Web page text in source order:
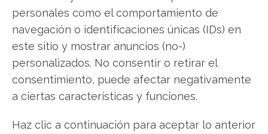
personales como el comportamiento de
navegación o identificaciones únicas (IDs) en
este sitio y mostrar anuncios (no-)
personalizados. No consentir o retirar el
consentimiento, puede afectar negativamente
a ciertas características y funciones.
Haz clic a continuación para aceptar lo anterior
Compartir este artículo
Twitter
Facebook
LinkedIn
Copiar enlace